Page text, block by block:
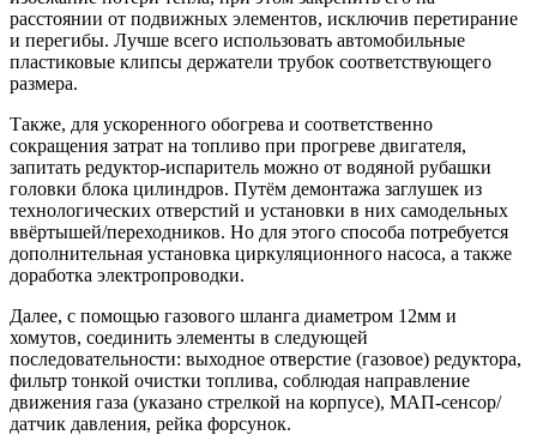
расстоянии от подвижных элементов, исключив перетирание
и перегибы. Лучше всего использовать автомобильные
пластиковые клипсы держатели трубок соответствующего
размера.
Также, для ускоренного обогрева и соответственно
сокращения затрат на топливо при прогреве двигателя,
запитать редуктор-испаритель можно от водяной рубашки
головки блока цилиндров. Путём демонтажа заглушек из
технологических отверстий и установки в них самодельных
ввёртышей/переходников. Но для этого способа потребуется
дополнительная установка циркуляционного насоса, а также
доработка электропроводки.
Далее, с помощью газового шланга диаметром 12мм и
хомутов, соединить элементы в следующей
последовательности: выходное отверстие (газовое) редуктора,
фильтр тонкой очистки топлива, соблюдая направление
движения газа (указано стрелкой на корпусе), МАП-сенсор/
датчик давления, рейка форсунок.